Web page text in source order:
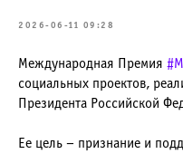
2026-06-11 09:28
Международная Премия
социальных проектов,
Президента Российской
Ее цель – признание и